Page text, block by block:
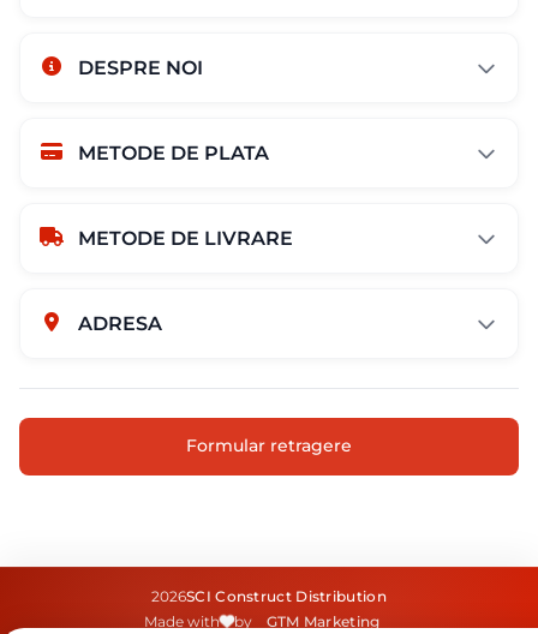
DESPRE NOI
METODE DE PLATA
METODE DE LIVRARE
ADRESA
Formular retragere
2026SCI Construct Distribution
Made with
by GTM Marketing